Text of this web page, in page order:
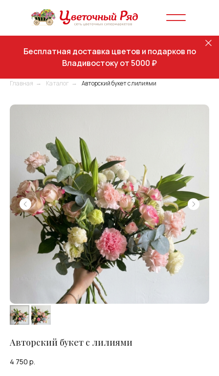
Бесплатная доставка цветов и подарков по
Владивостоку от 5000 ₽
Главная → Каталог → Авторский букет с лилиями
Авторский букет с лилиями
4 750 р.